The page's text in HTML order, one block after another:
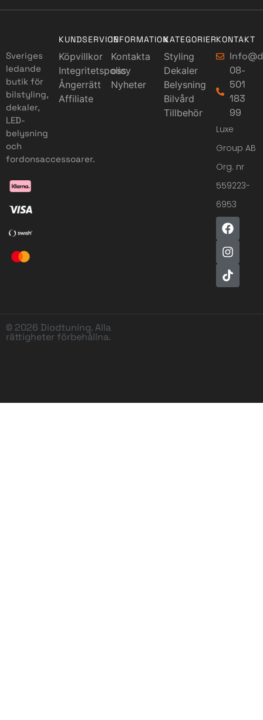
Sveriges
ledande
butik för
bilstyling,
dekaler,
LED-
belysning
och
fordonsaccessoarer.
KUNDSERVICE
Köpvillkor
Integritetspolicy
Ångerrätt
Affiliate
INFORMATION
Kontakta
oss
Nyheter
KATEGORIER
Styling
Dekaler
Belysning
Bilvård
Tillbehör
KONTAKT
08-
501
183
99
Luxe
Group AB
Org. nr
559223-
6953
© 2026 Diodtuning. Alla
rättigheter förbehållna.